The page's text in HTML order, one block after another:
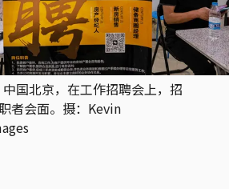
国北京，在工作招聘会上，招
者会面。摄：Kevin